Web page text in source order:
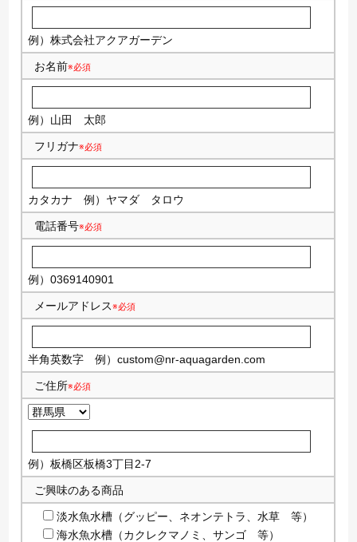
例）株式会社アクアガーデン
お名前※必須
例）山田 太郎
フリガナ※必須
カタカナ 例）ヤマダ タロウ
電話番号※必須
例）0369140901
メールアドレス※必須
半角英数字 例）custom@nr-aquagarden.com
ご住所※必須
例）板橋区板橋3丁目2-7
ご興味のある商品
淡水魚水槽（グッピー、ネオンテトラ、水草 等）
海水魚水槽（カクレクマノミ、サンゴ 等）